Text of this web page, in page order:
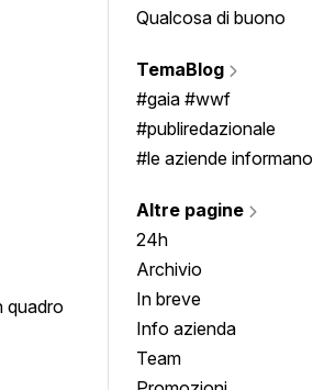
quadro
Qualcosa di buono
TemaBlog
#gaia #wwf
#publiredazionale
#le aziende informano
Altre pagine
24h
Archivio
In breve
Info azienda
Team